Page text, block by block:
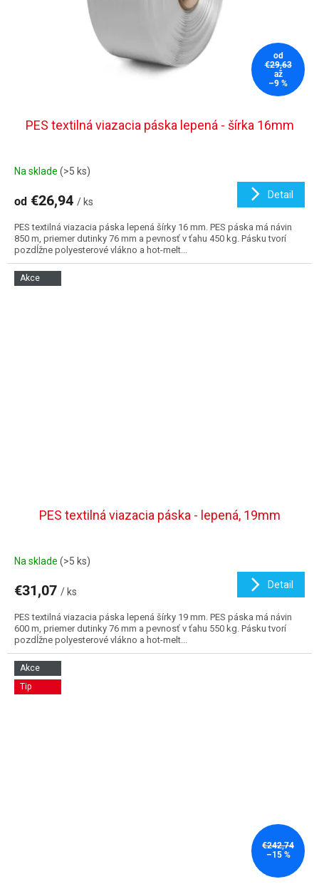
od
€29,63
až
–9 %
PES textilná viazacia páska lepená - šírka 16mm
Na sklade (>5 ks)
od €26,94 / ks
Detail
PES textilná viazacia páska lepená šírky 16 mm. PES páska má návin
850 m, priemer dutinky 76 mm a pevnosť v ťahu 450 kg. Pásku tvorí
pozdĺžne polyesterové vlákno a hot-melt...
Akce
PES textilná viazacia páska - lepená, 19mm
Na sklade (>5 ks)
€31,07 / ks
Detail
PES textilná viazacia páska lepená šírky 19 mm. PES páska má návin
600 m, priemer dutinky 76 mm a pevnosť v ťahu 550 kg. Pásku tvorí
pozdĺžne polyesterové vlákno a hot-melt...
Akce
Tip
€242,74
–15 %